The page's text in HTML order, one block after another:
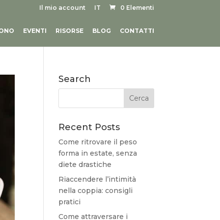
Il mio account IT 0 Elementi
EVENTI RISORSE BLOG CONTATTI
Search
Recent Posts
Come ritrovare il peso
forma in estate, senza
diete drastiche
Riaccendere l’intimità
nella coppia: consigli
pratici
Come attraversare i